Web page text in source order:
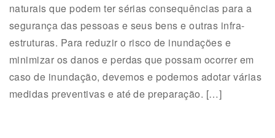
naturais que podem ter sérias consequências para a
segurança das pessoas e seus bens e outras infra-
estruturas. Para reduzir o risco de inundações e
minimizar os danos e perdas que possam ocorrer em
caso de inundação, devemos e podemos adotar várias
medidas preventivas e até de preparação. […]